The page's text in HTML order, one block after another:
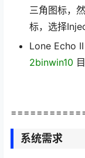
三角图标，
标，选择
Lone Echo
2binwin10
系统需求